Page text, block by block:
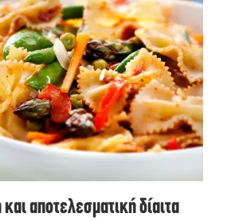
αποτελεσματική δίαιτα